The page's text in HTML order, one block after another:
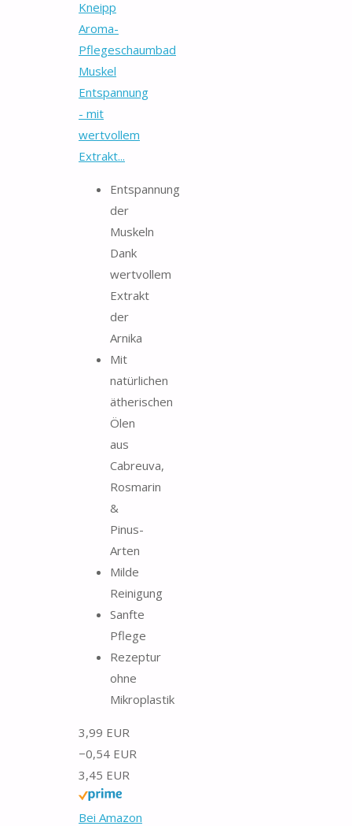
Kneipp
Aroma-
Pflegeschaumbad
Muskel
Entspannung
- mit
wertvollem
Extrakt...
Entspannung
der
Muskeln
Dank
wertvollem
Extrakt
der
Arnika
Mit
natürlichen
ätherischen
Ölen
aus
Cabreuva,
Rosmarin
&
Pinus-
Arten
Milde
Reinigung
Sanfte
Pflege
Rezeptur
ohne
Mikroplastik
3,99 EUR
−0,54 EUR
3,45 EUR
Bei Amazon